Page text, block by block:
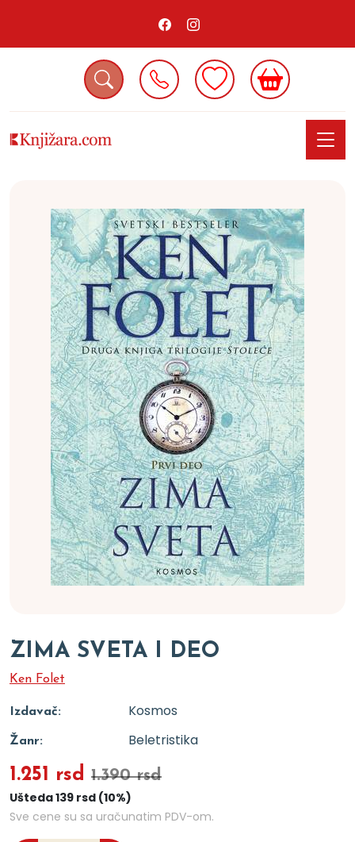
ZIMA SVETA I DEO
Ken Folet
Izdavač: Kosmos
Žanr: Beletristika
1.251 rsd 1.390 rsd
Ušteda 139 rsd (10%)
Sve cene su sa uračunatim PDV-om.